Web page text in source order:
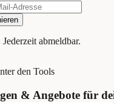
abmeldbar.
den Tools
& Angebote für